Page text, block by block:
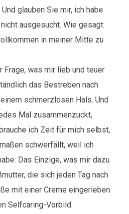
glauben Sie mir, ich habe
ausgesucht. Wie gesagt:
in meiner Mitte zu
was mir lieb und teuer
das Bestreben nach
schmerzlosen Hals. Und
Mal zusammenzuckt,
ich Zeit für mich selbst,
schwerfällt, weil ich
Das Einzige, was mir dazu
die sich jeden Tag nach
mit einer Creme eingerieben
Selfcaring-Vorbild.